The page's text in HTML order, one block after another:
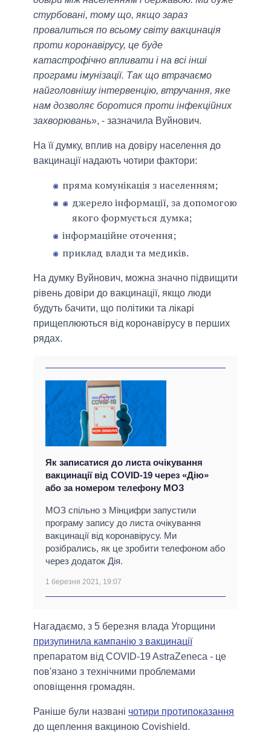
стурбовані, тому що, якщо зараз
провалиться по всьому світу вакцинація
проти коронавірусу, це буде
катастрофічно впливати і на всі інші
програми імунізації. Так що втрачаємо
найголовнішу інтервенцію, втручання, яке
нам дозволяє боротися проти інфекційних
захворювань», - зазначила Вуйнович.
На її думку, вплив на довіру населення до
вакцинації надають чотири фактори:
пряма комунікація з населенням;
джерело інформації, за допомогою
якого формується думка;
інформаційне оточення;
приклад влади та медиків.
На думку Вуйнович, можна значно підвищити
рівень довіри до вакцинації, якщо люди
будуть бачити, що політики та лікарі
прищеплюються від коронавірусу в перших
рядах.
Як записатися до листа очікування
вакцинації від COVID-19 через «Дію»
або за номером телефону МОЗ
МОЗ спільно з Мінцифри запустили
програму запису до листа очікування
вакцинації від коронавірусу. Ми
розібрались, як це зробити телефоном або
через додаток Дія.
1 березня 2021, 19:07
Нагадаємо, з 5 березня влада Угорщини
призупинила кампанію з вакцинації
препаратом від COVID-19 AstraZeneca - це
пов'язано з технічними проблемами
оповіщення громадян.
Раніше були названі чотири протипоказання
до щеплення вакциною Covishield.